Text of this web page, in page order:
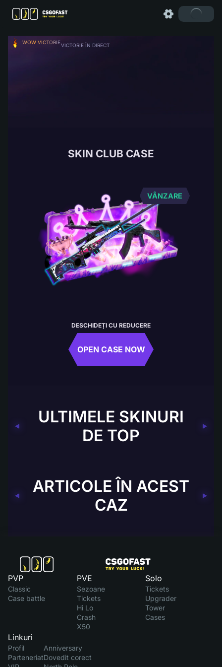
WOW VICTORIE
VICTORIE ÎN DIRECT
SKIN CLUB CASE
VÂNZARE
DESCHIDEȚI CU REDUCERE
OPEN CASE NOW
ULTIMELE SKINURI
DE TOP
ARTICOLE ÎN ACEST
CAZ
PVP
Classic
Case battle
PVE
Sezoane
Tickets
Hi Lo
Crash
X50
Solo
Tickets
Upgrader
Tower
Cases
Linkuri
Profil
Parteneriat
Anniversary
Dovedit corect